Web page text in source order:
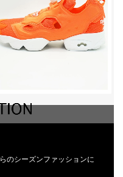
のシーズンファッションに